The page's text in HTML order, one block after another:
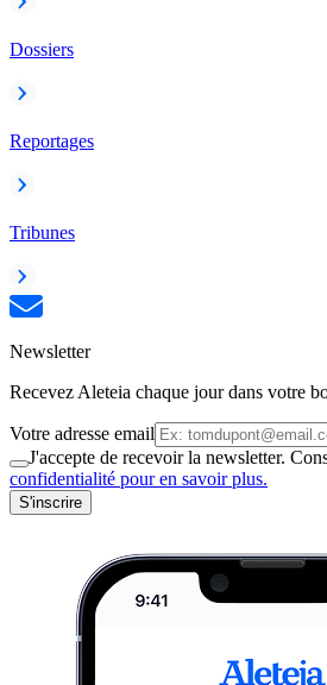
Dossiers
Reportages
Tribunes
Newsletter
Recevez Aleteia chaque jour dans votre
Votre adresse email
J'accepte de recevoir la newsletter.
confidentialité pour en savoir plus.
S'inscrire